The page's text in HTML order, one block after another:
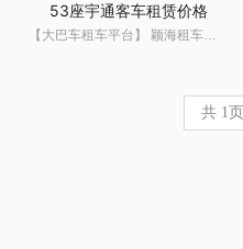
53座宇通客车租赁价格
【大巴车租车平台】 颖海租车网 提供上海地区大巴租车服务,大巴车租车价格,大巴包车机场接送,班车租赁,会议租车,商务租车,大巴车租车,大巴出租等服务热线400-6666--089
共 1 页